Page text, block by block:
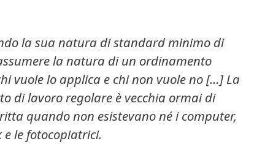
la sua natura di standard minimo di
la natura di un ordinamento
vuole lo applica e chi non vuole no […]La
di lavoro regolare è vecchia ormai di
quando non esistevano né i computer,
le fotocopiatrici.